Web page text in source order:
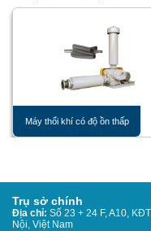
Máy thổi khí có độ ồn thấp
Trụ sở chính
Địa chỉ: Số 23 + 24 F, A10,
Nội, Việt Nam